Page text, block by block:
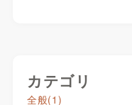
カテゴリ
全般(1)